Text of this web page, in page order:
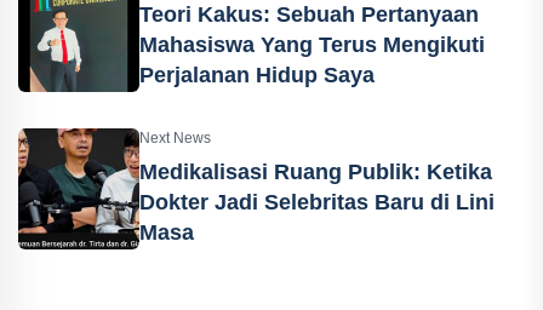
Teori Kakus: Sebuah Pertanyaan
Mahasiswa Yang Terus Mengikuti
Perjalanan Hidup Saya
Next News
Medikalisasi Ruang Publik: Ketika
Dokter Jadi Selebritas Baru di Lini
Masa